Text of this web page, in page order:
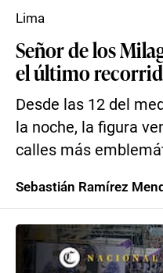
Señor de los
el último
Desde las 12 del
la noche, la figura
calles más
Lima
Sebastián Ramírez